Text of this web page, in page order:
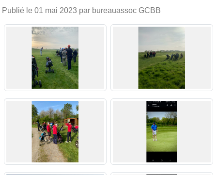
Publié le 01 mai 2023 par bureauassoc GCBB